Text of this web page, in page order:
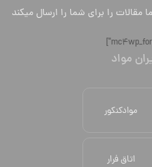
مقالات را برای شما را ارسال میکند
مواد
موادکنکور
اتاق فرار